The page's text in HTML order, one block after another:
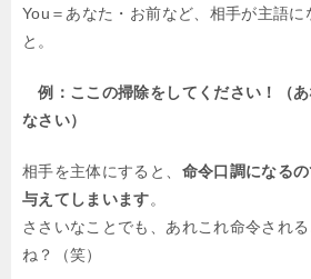
You＝あなた・お前など、相手が主語に
と。
例：ここの掃除をしてください！（
なさい）
相手を主体にすると、 命令口調になる
与えてしまいます。
ささいなことでも、あれこれ命令され
ね？（笑）